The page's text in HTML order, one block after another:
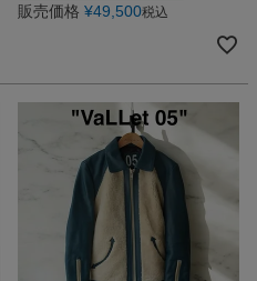
販売価格 ¥49,500税込